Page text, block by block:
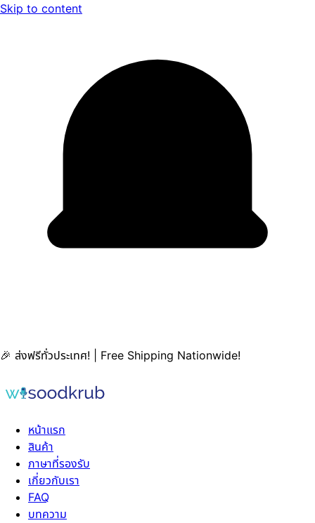
Skip to content
🎉 ส่งฟรีทั่วประเทศ! | Free Shipping Nationwide!
หน้าแรก
สินค้า
ภาษาที่รองรับ
เกี่ยวกับเรา
FAQ
บทความ